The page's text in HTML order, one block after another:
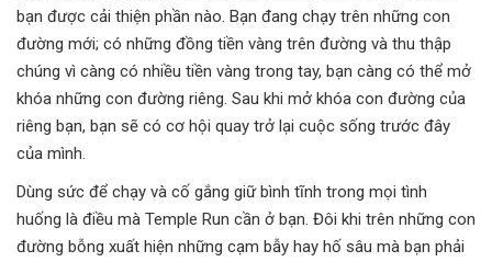
bạn được cải thiện phần nào. Bạn đang chạy trên những con
đường mới; có những đồng tiền vàng trên đường và thu thập
chúng vì càng có nhiều tiền vàng trong tay, bạn càng có thể mở
khóa những con đường riêng. Sau khi mở khóa con đường của
riêng bạn, bạn sẽ có cơ hội quay trở lại cuộc sống trước đây
của mình.
Dùng sức để chạy và cố gắng giữ bình tĩnh trong mọi tình
huống là điều mà Temple Run cần ở bạn. Đôi khi trên những con
đường bỗng xuất hiện những cạm bẫy hay hố sâu mà bạn phải